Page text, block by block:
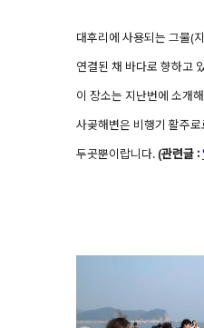
대후리에 사용되는 그물(
연결된 채 바다로 향하고
이 장소는 지난번에 소개
사곶해변은 비행기 활주
두곳뿐이랍니다.(관련글 :